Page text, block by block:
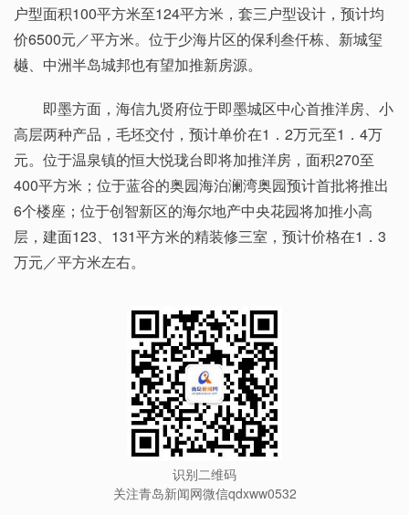
户型面积100平方米至124平方米，套三户型设计，预计均
价6500元／平方米。位于少海片区的保利叁仟栋、新城玺
樾、中洲半岛城邦也有望加推新房源。
即墨方面，海信九贤府位于即墨城区中心首推洋房、小
高层两种产品，毛坯交付，预计单价在1．2万元至1．4万
元。位于温泉镇的恒大悦珑台即将加推洋房，面积270至
400平方米；位于蓝谷的奥园海泊澜湾奥园预计首批将推出
6个楼座；位于创智新区的海尔地产中央花园将加推小高
层，建面123、131平方米的精装修三室，预计价格在1．3
万元／平方米左右。
识别二维码
关注青岛新闻网微信qdxww0532